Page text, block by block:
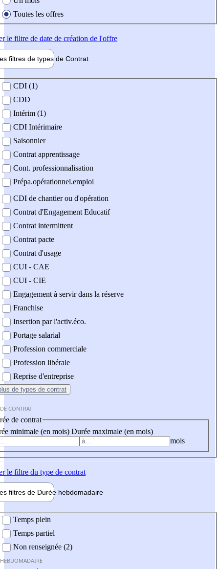
Toutes les offres
le filtre de date de création de l'offre
filtres de types de Contrat
contrat
CDI (1)
CDD
Intérim (1)
CDI Intérimaire
Saisonnier
Contrat apprentissage
Cont. professionnalisation
Prépa.opérationnel.emploi
CDI de chantier ou d'opération
Contrat d'Engagement Educatif
Contrat intermittent
Contrat pacte
Contrat d'usage
CUI - CAE
CUI - CIE
Engagement à servir dans la réserve
Franchise
Insertion par l'activ.éco.
Portage salarial
Profession commerciale
Profession libérale
Reprise d'entreprise
de types de contrat
CONTRAT
de contrat
minimale (en mois) Durée maximale (en mois)
mois
le filtre du type de contrat
filtres de Durée hebdomadaire
Temps plein
Temps partiel
Non renseignée (2)